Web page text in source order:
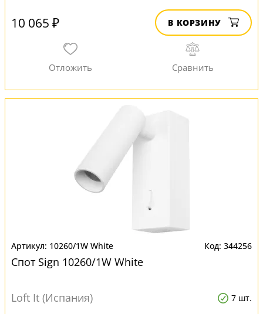
10 065 ₽ В КОРЗИНУ
10260/1W White 344256
Спот Sign 10260/1W White
Loft It (Испания) 7 шт.